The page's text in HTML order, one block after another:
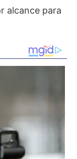
alcance para